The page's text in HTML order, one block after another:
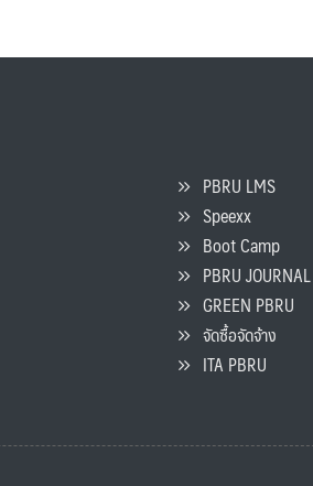
PBRU LMS
Speexx
Boot Camp
PBRU JOURNAL
GREEN PBRU
จัดซื้อจัดจ้าง
ITA PBRU